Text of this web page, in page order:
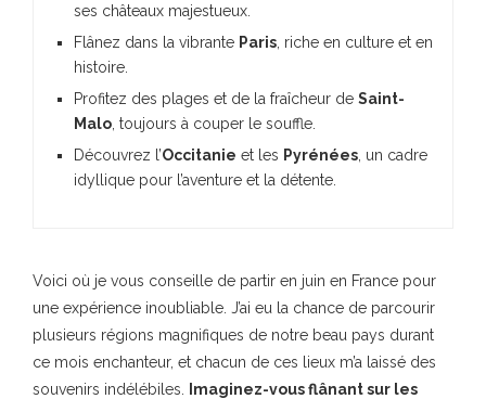
ses châteaux majestueux.
Flânez dans la vibrante Paris , riche en culture et en
histoire.
Profitez des plages et de la fraîcheur de Saint-
Malo , toujours à couper le souffle.
Découvrez l’Occitanie et les Pyrénées , un cadre
idyllique pour l’aventure et la détente.
Voici où je vous conseille de partir en juin en France pour
une expérience inoubliable. J’ai eu la chance de parcourir
plusieurs régions magnifiques de notre beau pays durant
ce mois enchanteur, et chacun de ces lieux m’a laissé des
souvenirs indélébiles.
Imaginez-vous flânant sur les